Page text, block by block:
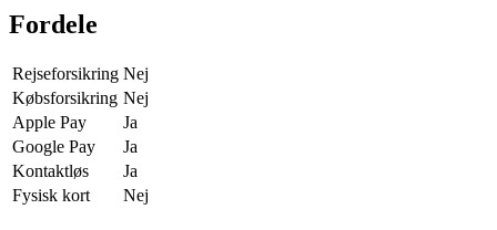
Fordele
Rejseforsikring Nej
Købsforsikring Nej
Apple Pay
Ja
Google Pay
Ja
Kontaktløs
Ja
Fysisk kort
Nej